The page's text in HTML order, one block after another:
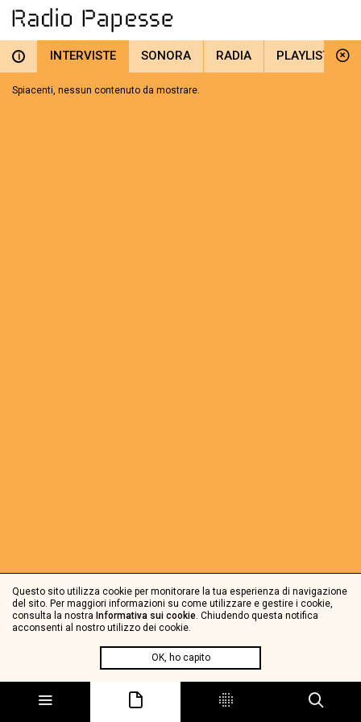
i INTERVISTE SONORA RADIA PLAYLIST
Spiacenti, nessun contenuto da mostrare.
Questo sito utilizza cookie per monitorare la tua esperienza di navigazione
del sito. Per maggiori informazioni su come utilizzare e gestire i cookie,
consulta la nostra Informativa sui cookie. Chiudendo questa notifica
acconsenti al nostro utilizzo dei cookie.
OK, ho capito